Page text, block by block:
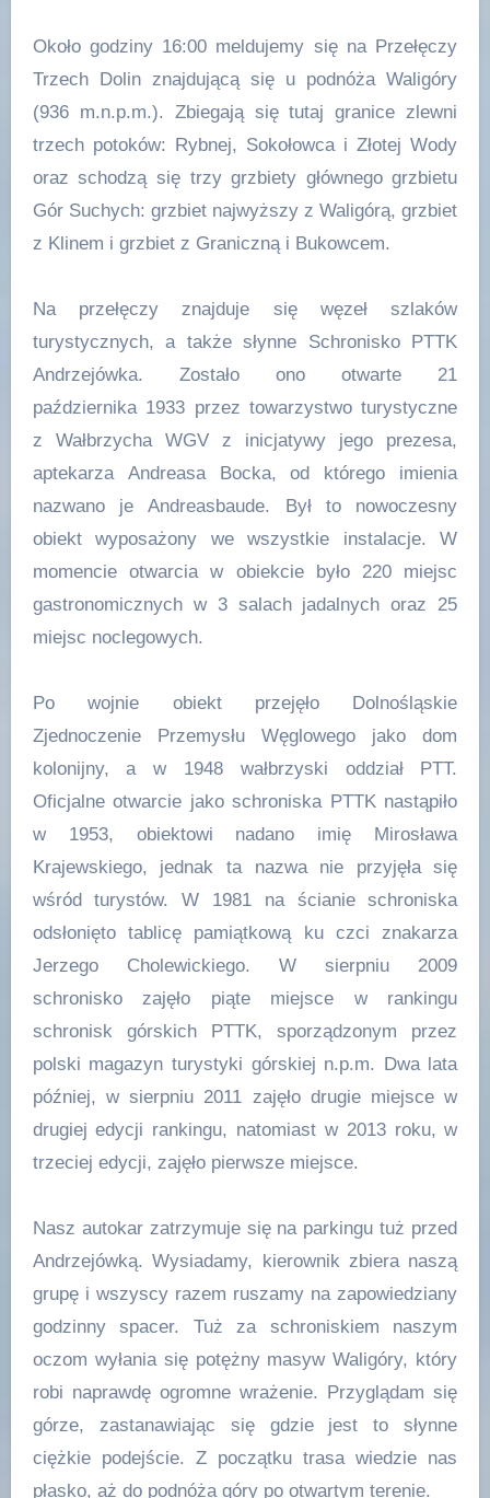
Około godziny 16:00 meldujemy się na Przełęczy
Trzech Dolin znajdującą się u podnóża Waligóry
(936 m.n.p.m.). Zbiegają się tutaj granice zlewni
trzech potoków: Rybnej, Sokołowca i Złotej Wody
oraz schodzą się trzy grzbiety głównego grzbietu
Gór Suchych: grzbiet najwyższy z Waligórą, grzbiet
z Klinem i grzbiet z Graniczną i Bukowcem.
Na przełęczy znajduje się węzeł szlaków
turystycznych, a także słynne Schronisko PTTK
Andrzejówka. Zostało ono otwarte 21
października 1933 przez towarzystwo turystyczne
z Wałbrzycha WGV z inicjatywy jego prezesa,
aptekarza Andreasa Bocka, od którego imienia
nazwano je Andreasbaude. Był to nowoczesny
obiekt wyposażony we wszystkie instalacje. W
momencie otwarcia w obiekcie było 220 miejsc
gastronomicznych w 3 salach jadalnych oraz 25
miejsc noclegowych.
Po wojnie obiekt przejęło Dolnośląskie
Zjednoczenie Przemysłu Węglowego jako dom
kolonijny, a w 1948 wałbrzyski oddział PTT.
Oficjalne otwarcie jako schroniska PTTK nastąpiło
w 1953, obiektowi nadano imię Mirosława
Krajewskiego, jednak ta nazwa nie przyjęła się
wśród turystów. W 1981 na ścianie schroniska
odsłonięto tablicę pamiątkową ku czci znakarza
Jerzego Cholewickiego. W sierpniu 2009
schronisko zajęło piąte miejsce w rankingu
schronisk górskich PTTK, sporządzonym przez
polski magazyn turystyki górskiej n.p.m. Dwa lata
później, w sierpniu 2011 zajęło drugie miejsce w
drugiej edycji rankingu, natomiast w 2013 roku, w
trzeciej edycji, zajęło pierwsze miejsce.
Nasz autokar zatrzymuje się na parkingu tuż przed
Andrzejówką. Wysiadamy, kierownik zbiera naszą
grupę i wszyscy razem ruszamy na zapowiedziany
godzinny spacer. Tuż za schroniskiem naszym
oczom wyłania się potężny masyw Waligóry, który
robi naprawdę ogromne wrażenie. Przyglądam się
górze, zastanawiając się gdzie jest to słynne
ciężkie podejście. Z początku trasa wiedzie nas
płasko, aż do podnóża góry po otwartym terenie.